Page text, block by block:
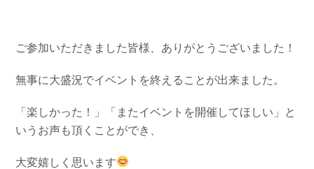
ご参加いただきました皆様、ありがとうございました！
無事に大盛況でイベントを終えることが出来ました。
「楽しかった！」「またイベントを開催してほしい」と
いうお声も頂くことができ、
大変嬉しく思います